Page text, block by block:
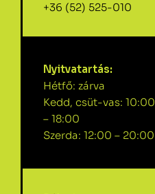
+36 (52) 525-010
Nyitvatartás:
Hétfő: zárva
Kedd, csüt-vas: 10:00
– 18:00
Szerda: 12:00 – 20:00